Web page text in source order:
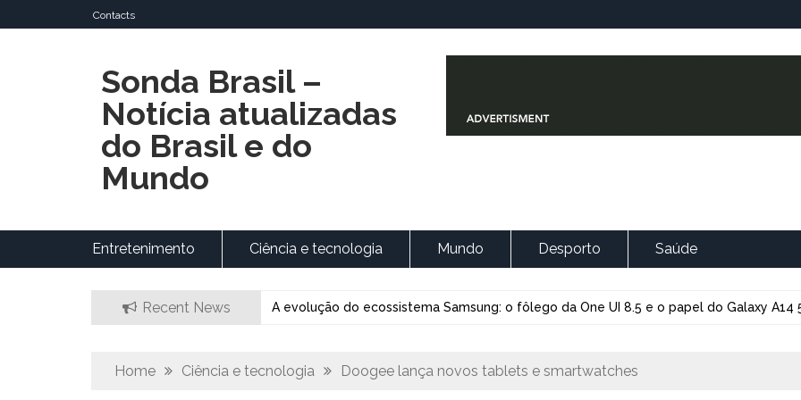
to
Contacts
Sonda Brasil –
Notícia atualizadas
do Brasil e do
Mundo
Entretenimento Ciência e tecnologia Mundo Desporto Saúde
Recent News A evolução do ecossistema Samsung: o fôlego da One UI 8.5 e o papel do Galaxy A14
Home Ciência e tecnologia Doogee lança novos tablets e smartwatches